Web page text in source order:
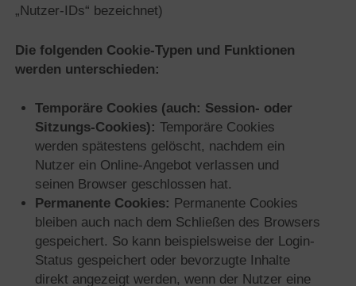
„Nutzer-IDs“ bezeichnet)
Die folgenden Cookie-Typen und Funktionen
werden unterschieden:
Temporäre Cookies (auch: Session- oder
Sitzungs-Cookies): Temporäre Cookies
werden spätestens gelöscht, nachdem ein
Nutzer ein Online-Angebot verlassen und
seinen Browser geschlossen hat.
Permanente Cookies: Permanente Cookies
bleiben auch nach dem Schließen des Browsers
gespeichert. So kann beispielsweise der Login-
Status gespeichert oder bevorzugte Inhalte
direkt angezeigt werden, wenn der Nutzer eine